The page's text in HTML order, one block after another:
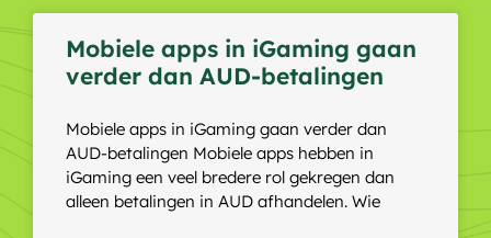
Mobiele apps in iGaming gaan
verder dan AUD-betalingen
Mobiele apps in iGaming gaan verder dan
AUD-betalingen Mobiele apps hebben in
iGaming een veel bredere rol gekregen dan
alleen betalingen in AUD afhandelen. Wie